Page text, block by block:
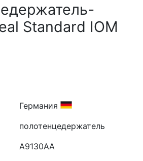
Standard IOM
Германия
полотенцедержатель
A9130AA